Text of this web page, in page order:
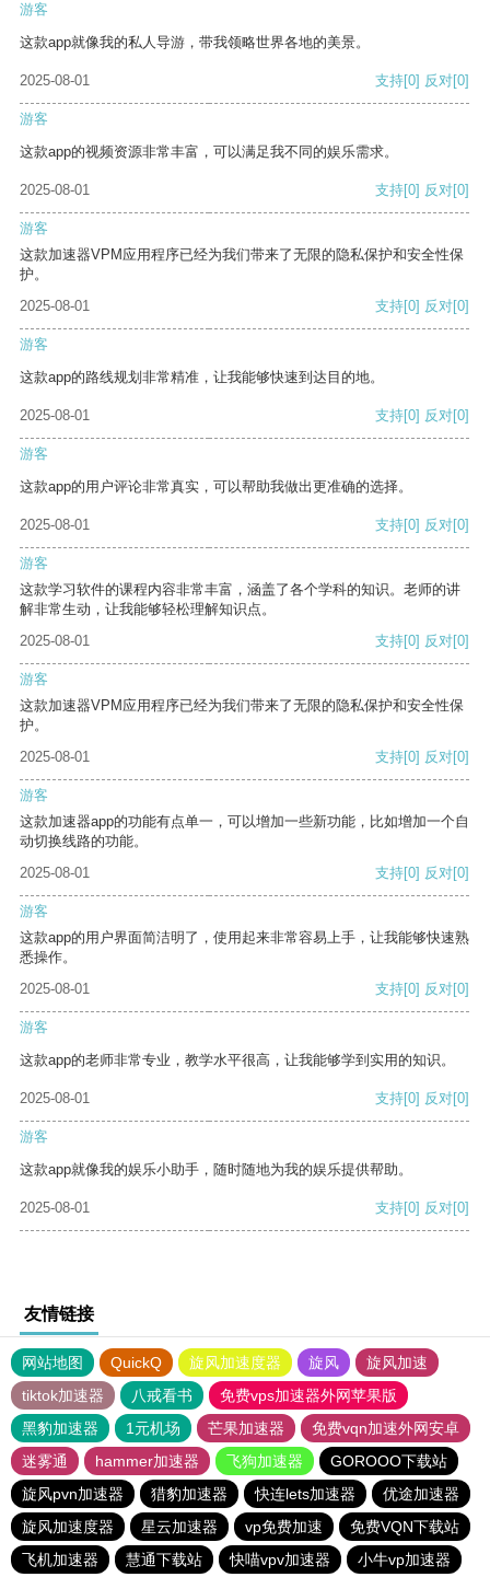
游客
这款app就像我的私人导游，带我领略世界各地的美景。
2025-08-01 支持[0] 反对[0]
游客
这款app的视频资源非常丰富，可以满足我不同的娱乐需求。
2025-08-01 支持[0] 反对[0]
游客
这款加速器VPM应用程序已经为我们带来了无限的隐私保护和安全性保
护。
2025-08-01
支持[0] 反对[0]
游客
这款app的路线规划非常精准，让我能够快速到达目的地。
2025-08-01 支持[0] 反对[0]
游客
这款app的用户评论非常真实，可以帮助我做出更准确的选择。
2025-08-01 支持[0] 反对[0]
游客
这款学习软件的课程内容非常丰富，涵盖了各个学科的知识。老师的讲
解非常生动，让我能够轻松理解知识点。
2025-08-01
支持[0] 反对[0]
游客
这款加速器VPM应用程序已经为我们带来了无限的隐私保护和安全性保
护。
2025-08-01
支持[0] 反对[0]
游客
这款加速器app的功能有点单一，可以增加一些新功能，比如增加一个自
动切换线路的功能。
2025-08-01
支持[0] 反对[0]
游客
这款app的用户界面简洁明了，使用起来非常容易上手，让我能够快速熟
悉操作。
2025-08-01
支持[0] 反对[0]
游客
这款app的老师非常专业，教学水平很高，让我能够学到实用的知识。
2025-08-01 支持[0] 反对[0]
游客
这款app就像我的娱乐小助手，随时随地为我的娱乐提供帮助。
2025-08-01 支持[0] 反对[0]
友情链接
网站地图 QuickQ 旋风加速度器 旋风
旋风加速
tiktok加速器
八戒看书
免费vps加速器外网苹果版
黑豹加速器
1元机场 芒果加速器
免费vqn加速外网安卓
迷雾通
hammer加速器 飞狗加速器
GOROOO下载站
旋风pvn加速器
猎豹加速器 快连lets加速器
优途加速器
旋风加速度器
星云加速器 vp免费加速
免费VQN下载站
飞机加速器
慧通下载站 快喵vpv加速器 小牛vp加速器